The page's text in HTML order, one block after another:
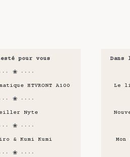
pour vous
❀ ····
HTVRONT A100
❀ ····
Nyte
❀ ····
& Kumi Kumi
❀ ····
Dans
Le